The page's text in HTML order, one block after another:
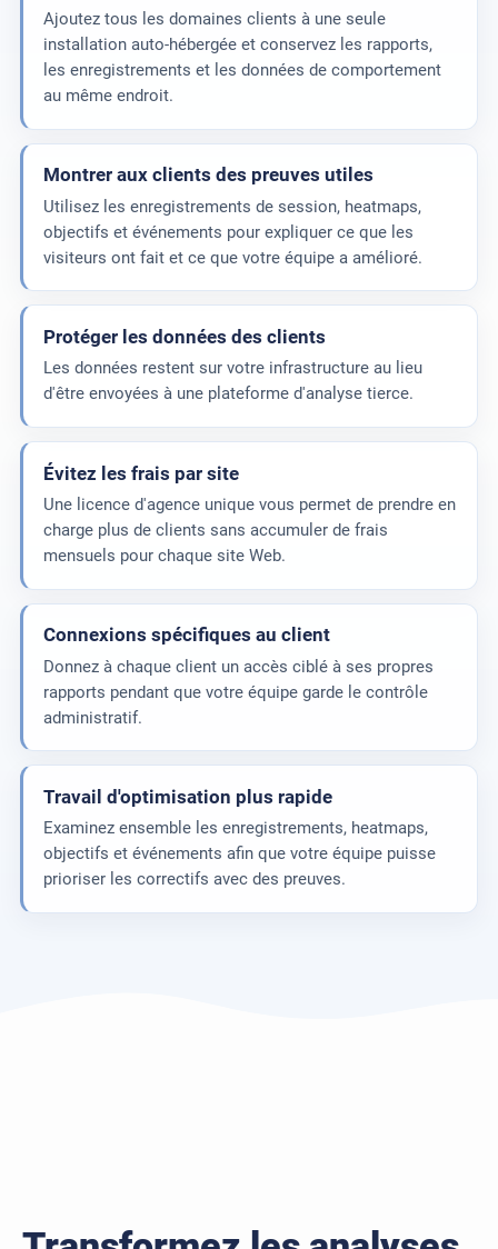
Ajoutez tous les domaines clients à une seule
installation auto-hébergée et conservez les rapports,
les enregistrements et les données de comportement
au même endroit.
Montrer aux clients des preuves utiles
Utilisez les enregistrements de session, heatmaps,
objectifs et événements pour expliquer ce que les
visiteurs ont fait et ce que votre équipe a amélioré.
Protéger les données des clients
Les données restent sur votre infrastructure au lieu
d'être envoyées à une plateforme d'analyse tierce.
Évitez les frais par site
Une licence d'agence unique vous permet de prendre en
charge plus de clients sans accumuler de frais
mensuels pour chaque site Web.
Connexions spécifiques au client
Donnez à chaque client un accès ciblé à ses propres
rapports pendant que votre équipe garde le contrôle
administratif.
Travail d'optimisation plus rapide
Examinez ensemble les enregistrements, heatmaps,
objectifs et événements afin que votre équipe puisse
prioriser les correctifs avec des preuves.